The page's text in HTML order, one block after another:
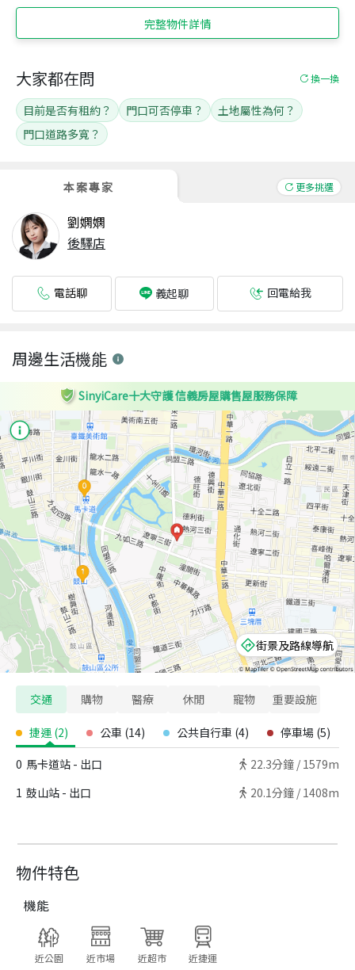
完整物件詳情
本案專家 更多挑選
劉嫻嫻
後驛店
電話聊 義起聊 回電給我
大家都在問 換一換
目前是否有租約？ 門口可否停車？
土地屬性為何？
門口道路多寬？
物件特色
機能
近公園 近市場 近超市 近捷運
周邊生活機能
SinyiCare十大守護 信義房屋購售屋服務保障
街景及路線導航
交通 購物 醫療 休閒 寵物 重要設施
捷運 (2) 公車 (14) 公共自行車 (4) 停車場 (5)
0 馬卡道站 - 出口 22.3分鐘 / 1579m
1 鼓山站 - 出口 20.1分鐘 / 1408m